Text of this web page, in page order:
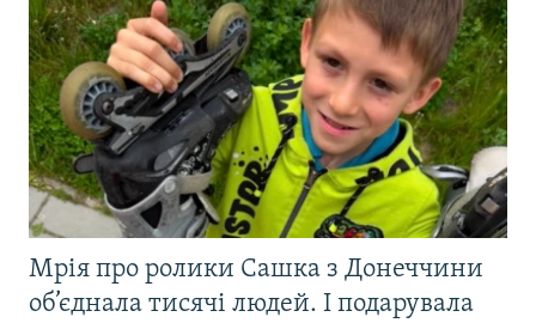
Мрія про ролики Сашка з Донеччини
об’єднала тисячі людей. І подарувала